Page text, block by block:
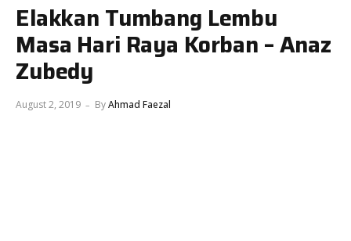
Elakkan Tumbang Lembu
Masa Hari Raya Korban – Anaz
Zubedy
August 2, 2019 ByAhmad Faezal